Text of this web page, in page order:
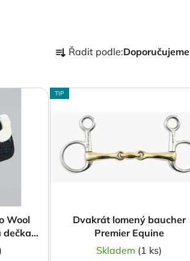
a
e
n
r
o
Řadit podle:Doporučujeme
Wool
dečka -
TIP
Dvakrát lomený baucher
Premier Equine
Skladem (1 ks)